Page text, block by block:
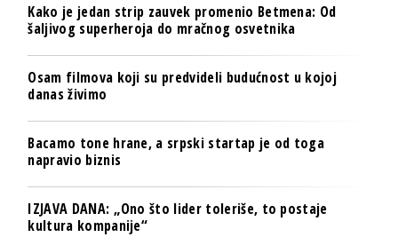
Kako je jedan strip zauvek promenio Betmena: Od
šaljivog superheroja do mračnog osvetnika
Osam filmova koji su predvideli budućnost u kojoj
danas živimo
Bacamo tone hrane, a srpski startap je od toga
napravio biznis
IZJAVA DANA: „Ono što lider toleriše, to postaje
kultura kompanije“